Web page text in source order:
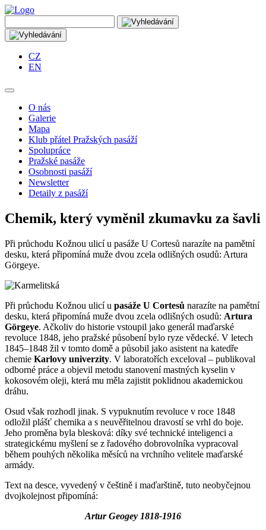
CZ
EN
O nás
Galerie
Mapa
Klub přátel Pražských pasáží
Spolupráce
Pražské pasáže
Osobnosti pasáží
Newsletter
Detaily z pasáží
Chemik, který vyměnil zkumavku za šavli
Při průchodu Kožnou ulicí u pasáže U Cortesů narazíte na pamětní
desku, která připomíná muže dvou zcela odlišných osudů: Artura
Görgeye.
​Při průchodu Kožnou ulicí u pasáže U Cortesů narazíte na pamětní
desku, která připomíná muže dvou zcela odlišných osudů: Artura
Görgeye. Ačkoliv do historie vstoupil jako generál maďarské
revoluce 1848, jeho pražské působení bylo ryze vědecké. V letech
1845–1848 žil v tomto domě a působil jako asistent na katedře
chemie Karlovy univerzity. V laboratořích exceloval – publikoval
odborné práce a objevil metodu stanovení mastných kyselin v
kokosovém oleji, která mu měla zajistit poklidnou akademickou
dráhu.
​Osud však rozhodl jinak. S vypuknutím revoluce v roce 1848
odložil plášť chemika a s neuvěřitelnou dravostí se vrhl do boje.
Jeho proměna byla blesková: díky své technické inteligenci a
strategickému myšlení se z řadového dobrovolníka vypracoval
během pouhých několika měsíců na vrchního velitele maďarské
armády.
Text na desce, vyvedený v češtině i maďarštině, tuto neobyčejnou
dvojkolejnost připomíná:
Artur Geogey 1818-1916